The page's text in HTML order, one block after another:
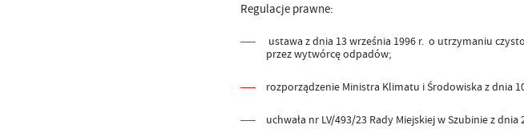
Regulacje prawne:
ustawa z dnia 13 września 1996 r. o utrzymaniu
przez wytwórcę odpadów;
rozporządzenie Ministra Klimatu i Środowiska z dnia
uchwała nr LV/493/23 Rady Miejskiej w Szubinie z